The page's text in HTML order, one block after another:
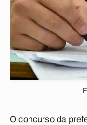
O concurso da